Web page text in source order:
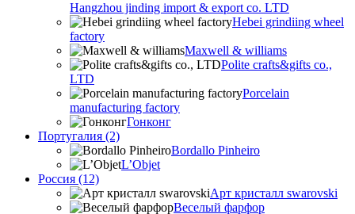
Hangzhou jinding import & export co. LTD
Hebei grindiing wheel
factory
Maxwell & williams
Polite crafts&gifts co.,
LTD
Porcelain
manufacturing factory
Гонконг
Португалия (2)
Bordallo Pinheiro
L’Objet
Россия (12)
Арт кристалл swarovski
Веселый фарфор